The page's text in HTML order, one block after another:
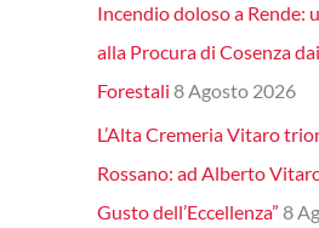
Incendio doloso a Rende:
alla Procura di Cosenza
Forestali 8 Agosto 2026
L’Alta Cremeria Vitaro
Rossano: ad Alberto
Gusto dell’Eccellenza” 8